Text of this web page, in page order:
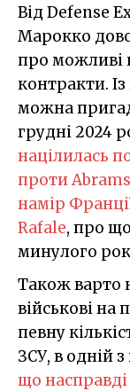
Від Defense
Марокко
про можливі
контракти.
можна
грудні 2024
націлилась
проти
намір
Rafale, про
минулого
Також варто
військові на
певну
ЗСУ, в одній
що